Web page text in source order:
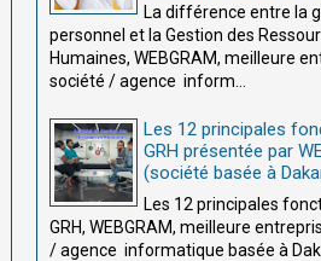
La différence entre la
personnel et la Gestion des
Humaines, WEBGRAM, meilleure
société / agence inform...
Les 12 principales
GRH présentée par
(société basée à
Les 12 principales
GRH, WEBGRAM, meilleure
/ agence informatique basée à